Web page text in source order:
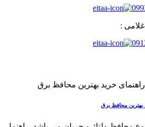
:
محافظ برق